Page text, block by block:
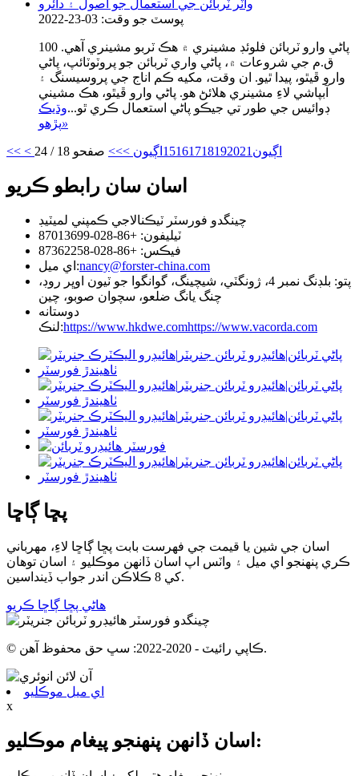
واٽر ٽربائن جي استعمال جو اصول ۽ دائرو
پوسٽ جو وقت: 03-23-2022
پاڻي وارو ٽربائن فلوئڊ مشينري ۾ هڪ ٽربو مشينري آهي. 100
ق.م جي شروعات ۾، پاڻي واري ٽربائن جو پروٽوٽائپ، پاڻي
وارو ڦيٿو، پيدا ٿيو. ان وقت، مکيه ڪم اناج جي پروسيسنگ ۽
آبپاشي لاءِ مشينري هلائڻ هو. پاڻي وارو ڦيٿو، هڪ مشيني
ڊوائيس جي طور تي جيڪو پاڻي استعمال ڪري ٿو...وڌيڪ
پڙهو»
<< < اڳيون 15161718192021 اڳيون >>> صفحو 18 / 24
اسان سان رابطو ڪريو
چينگدو فورسٽر ٽيڪنالاجي ڪمپني لميٽيڊ
ٽيليفون: +86-028-87013699
فيڪس: +86-028-87362258
اي ميل:nancy@forster-china.com
پتو: بلڊنگ نمبر 4، ژونگٽي، شيچينگ، گوانگوا جو ٽيون اوڀر روڊ،
چنگ يانگ ضلعو، سچوان صوبو، چين
دوستانه
لنڪ:https://www.hkdwe.comhttps://www.vacorda.com
پڇا ڳاڇا
اسان جي شين يا قيمت جي فهرست بابت پڇا ڳاڇا لاءِ، مھرباني
ڪري پنھنجو اي ميل ۽ واٽس اپ اسان ڏانھن موڪليو ۽ اسان توھان
کي 8 ڪلاڪن اندر جواب ڏينداسين.
هاڻي پڇا ڳاڇا ڪريو
© ڪاپي رائيٽ - 2020-2022: سڀ حق محفوظ آهن.
اي ميل موڪليو
x
اسان ڏانهن پنهنجو پيغام موڪليو: